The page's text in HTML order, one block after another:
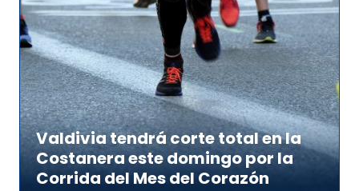
Valdivia tendrá corte total en la
Costanera este domingo por la
Corrida del Mes del Corazón